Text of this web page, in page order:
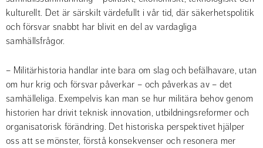
kulturellt. Det är särskilt värdefullt i vår tid, där säkerhetspolitik
och försvar snabbt har blivit en del av vardagliga
samhällsfrågor.
– Militärhistoria handlar inte bara om slag och befälhavare, utan
om hur krig och försvar påverkar – och påverkas av – det
samhälleliga. Exempelvis kan man se hur militära behov genom
historien har drivit teknisk innovation, utbildningsreformer och
organisatorisk förändring. Det historiska perspektivet hjälper
oss att se mönster, förstå konsekvenser och resonera mer